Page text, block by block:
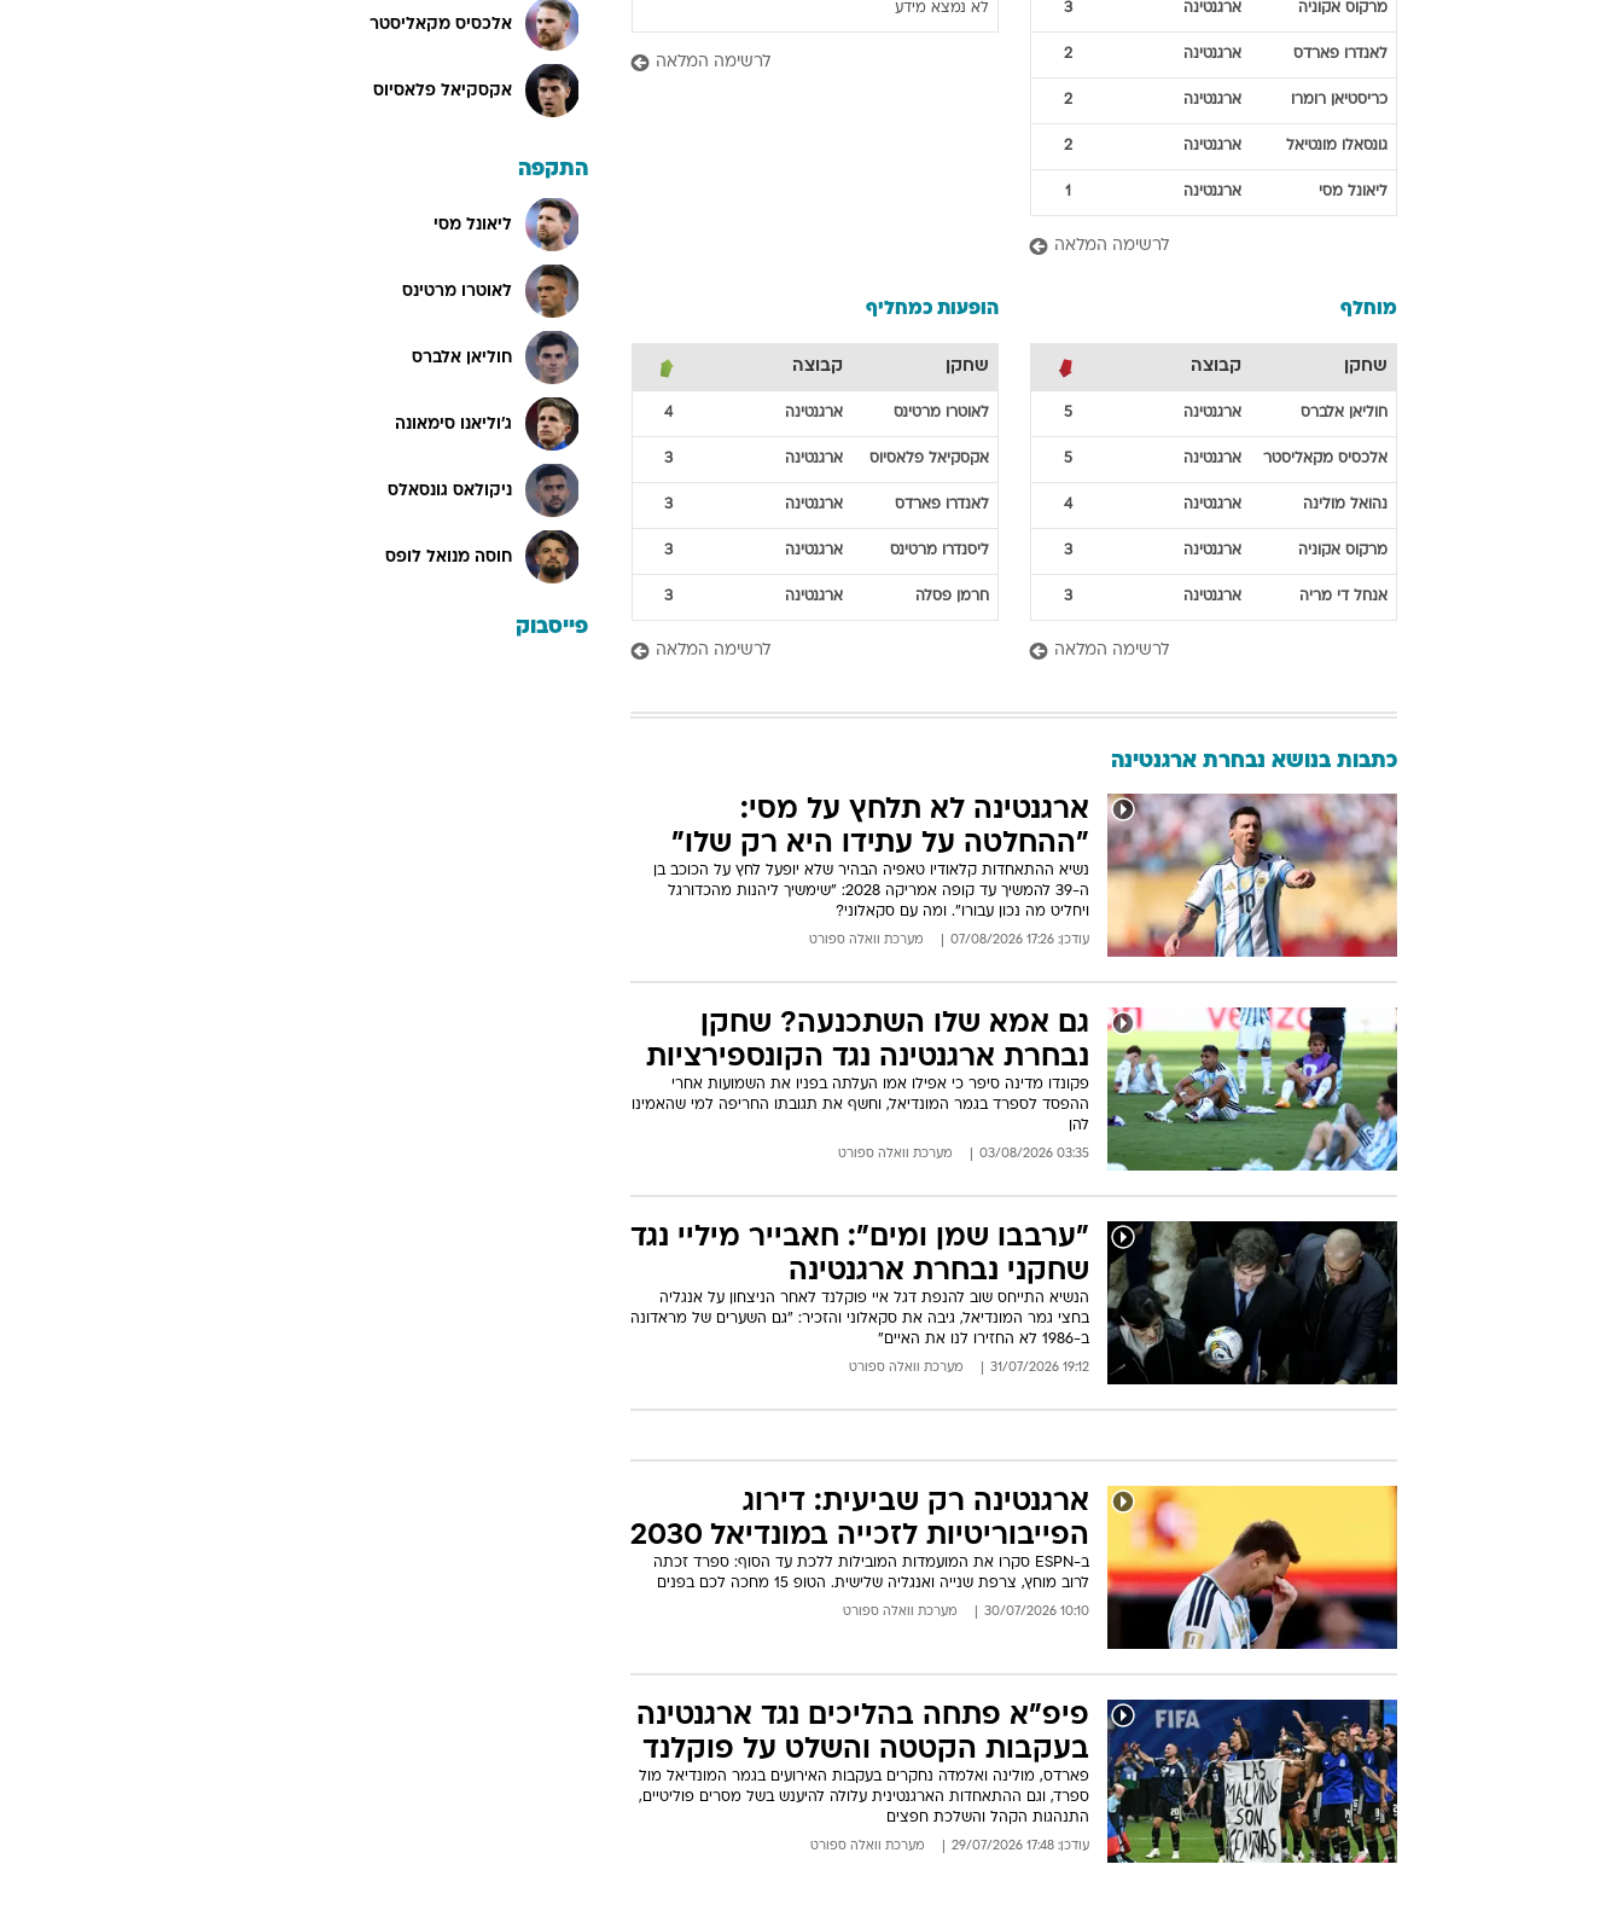
מרקוס אקוניה ארגנטינה 3
לאנדרו פארדס ארגנטינה 2
כריסטיאן רומרו ארגנטינה 2
גונסאלו מונטיאל ארגנטינה 2
ליאונל מסי ארגנטינה 1
לרשימה המלאה
לא נמצא מידע
לרשימה המלאה
מוחלף
שחקן קבוצה
חוליאן אלברס ארגנטינה 5
אלכסיס מקאליסטר ארגנטינה 5
נהואל מולינה ארגנטינה 4
מרקוס אקוניה ארגנטינה 3
אנחל די מריה ארגנטינה 3
לרשימה המלאה
הופעות כמחליף
שחקן קבוצה
לאוטרו מרטינס ארגנטינה 4
אקסקיאל פלאסיוס ארגנטינה 3
לאנדרו פארדס ארגנטינה 3
ליסנדרו מרטינס ארגנטינה 3
חרמן פסלה ארגנטינה 3
לרשימה המלאה
כתבות בנושא נבחרת ארגנטינה
ארגנטינה לא תלחץ על מסי:
"ההחלטה על עתידו היא רק שלו"
נשיא ההתאחדות קלאודיו טאפיה הבהיר שלא יופעל לחץ על הכוכב בן
ה-39 להמשיך עד קופה אמריקה 2028: "שימשיך ליהנות מהכדורגל
ויחליט מה נכון עבורו". ומה עם סקאלוני?
עודכן: 17:26 07/08/2026 מערכת וואלה ספורט
גם אמא שלו השתכנעה? שחקן
נבחרת ארגנטינה נגד הקונספירציות
פקונדו מדינה סיפר כי אפילו אמו העלתה בפניו את השמועות אחרי
ההפסד לספרד בגמר המונדיאל, וחשף את תגובתו החריפה למי שהאמינו
להן
03:35 03/08/2026 מערכת וואלה ספורט
"ערבבו שמן ומים": חאבייר מיליי נגד
שחקני נבחרת ארגנטינה
הנשיא התייחס שוב להנפת דגל איי פוקלנד לאחר הניצחון על אנגליה
בחצי גמר המונדיאל, גיבה את סקאלוני והזכיר: "גם השערים של מראדונה
ב-1986 לא החזירו לנו את האיים"
19:12 31/07/2026 מערכת וואלה ספורט
ארגנטינה רק שביעית: דירוג
הפייבוריטיות לזכייה במונדיאל 2030
ב-ESPN סקרו את המועמדות המובילות ללכת עד הסוף: ספרד זכתה
לרוב מוחץ, צרפת שנייה ואנגליה שלישית. הטופ 15 מחכה לכם בפנים
10:10 30/07/2026 מערכת וואלה ספורט
פיפ"א פתחה בהליכים נגד ארגנטינה
בעקבות הקטטה והשלט על פוקלנד
פארדס, מולינה ואלמדה נחקרים בעקבות האירועים בגמר המונדיאל מול
ספרד, וגם ההתאחדות הארגנטינית עלולה להיענש בשל מסרים פוליטיים,
התנהגות הקהל והשלכת חפצים
עודכן: 17:48 29/07/2026 מערכת וואלה ספורט
אלכסיס מקאליסטר
אקסקיאל פלאסיוס
התקפה
ליאונל מסי
לאוטרו מרטינס
חוליאן אלברס
ג'וליאנו סימאונה
ניקולאס גונסאלס
חוסה מנואל לופס
פייסבוק